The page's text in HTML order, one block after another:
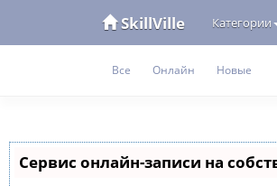
SkillVille Категории
Все Онлайн Новые
Сервис онлайн-записи на